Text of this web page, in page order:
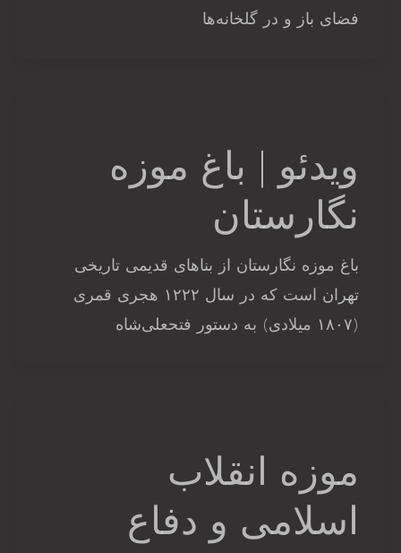
فضای باز و در گلخانه‌ها
ویدئو | باغ موزه
نگارستان
باغ موزه نگارستان از بناهای قدیمی تاریخی
تهران است که در سال ۱۲۲۲ هجری قمری
(۱۸۰۷ میلادی) به دستور فتحعلی‌شاه
موزه انقلاب
اسلامی و دفاع